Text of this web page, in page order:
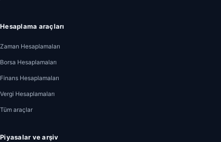
Hesaplama araçları
Zaman Hesaplamaları
Borsa Hesaplamaları
Finans Hesaplamaları
Vergi Hesaplamaları
Tüm araçlar
Piyasalar ve arşiv